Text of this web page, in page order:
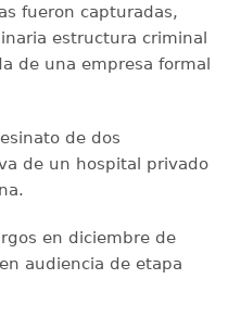
fueron capturadas,
estructura criminal
de una empresa formal
de dos
de un hospital privado
en diciembre de
audiencia de etapa